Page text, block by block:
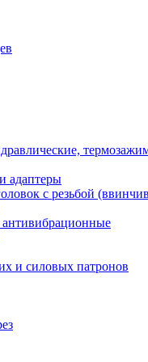
адаптеры
с резьбой
и силовых патронов